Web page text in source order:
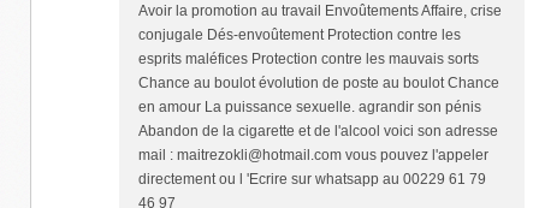
Avoir la promotion au travail Envoûtements Affaire, crise
conjugale Dés-envoûtement Protection contre les
esprits maléfices Protection contre les mauvais sorts
Chance au boulot évolution de poste au boulot Chance
en amour La puissance sexuelle. agrandir son pénis
Abandon de la cigarette et de l'alcool voici son adresse
mail : maitrezokli@hotmail.com vous pouvez l'appeler
directement ou l 'Ecrire sur whatsapp au 00229 61 79
46 97